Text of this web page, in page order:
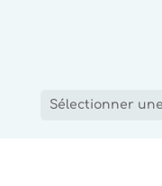
Sélectionner